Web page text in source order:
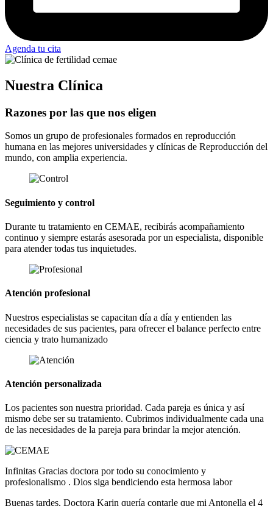
Agenda tu cita
Nuestra Clínica
Razones por las que nos eligen
Somos un grupo de profesionales formados en reproducción
humana en las mejores universidades y clínicas de Reproducción del
mundo, con amplia experiencia.
Seguimiento y control
Durante tu tratamiento en CEMAE, recibirás acompañamiento
continuo y siempre estarás asesorada por un especialista, disponible
para atender todas tus inquietudes.
Atención profesional
Nuestros especialistas se capacitan día a día y entienden las
necesidades de sus pacientes, para ofrecer el balance perfecto entre
ciencia y trato humanizado
Atención personalizada
Los pacientes son nuestra prioridad. Cada pareja es única y así
mismo debe ser su tratamiento. Cubrimos individualmente cada una
de las necesidades de la pareja para brindar la mejor atención.
Infinitas Gracias doctora por todo su conocimiento y
profesionalismo . Dios siga bendiciendo esta hermosa labor
Buenas tardes, Doctora Karin quería contarle que mi Antonella el 4